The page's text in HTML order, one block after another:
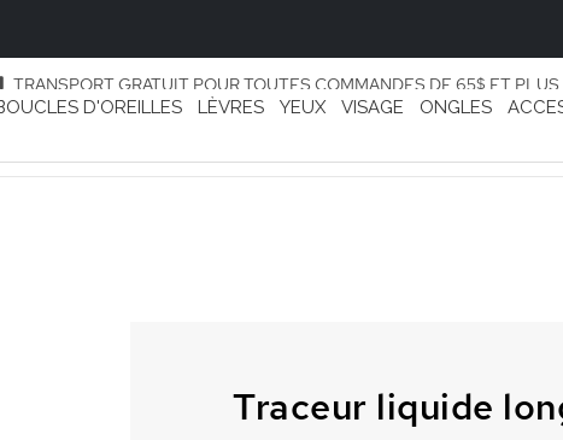
TRANSPORT GRATUIT POUR TOUTES COMMANDES DE 65$ ET PLUS
D'OREILLES LÈVRES YEUX VISAGE ONGLES
Traceur liquide